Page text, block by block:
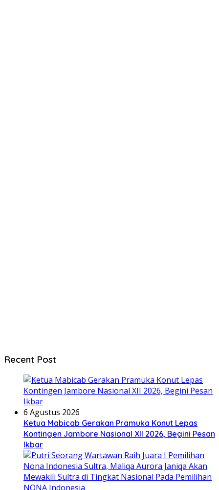
Recent Post
6 Agustus 2026
Ketua Mabicab Gerakan Pramuka Konut Lepas
Kontingen Jambore Nasional XII 2026, Begini Pesan
Ikbar